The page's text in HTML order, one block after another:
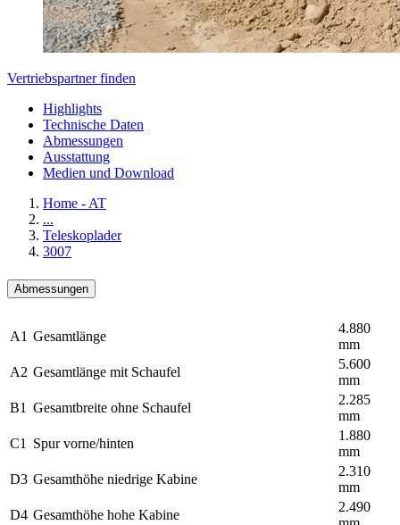
Vertriebspartner finden
Highlights
Technische Daten
Abmessungen
Ausstattung
Medien und Download
Home - AT
...
Teleskoplader
3007
Abmessungen
A1 Gesamtlänge
4.880
mm
A2 Gesamtlänge mit Schaufel
5.600
mm
B1 Gesamtbreite ohne Schaufel
2.285
mm
C1
Spur vorne/hinten
1.880
mm
D3 Gesamthöhe niedrige Kabine
2.310
mm
D4 Gesamthöhe hohe Kabine
2.490